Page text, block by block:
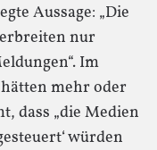
Aussage: „Die
nur
Im
mehr oder
dass „die Medien
würden